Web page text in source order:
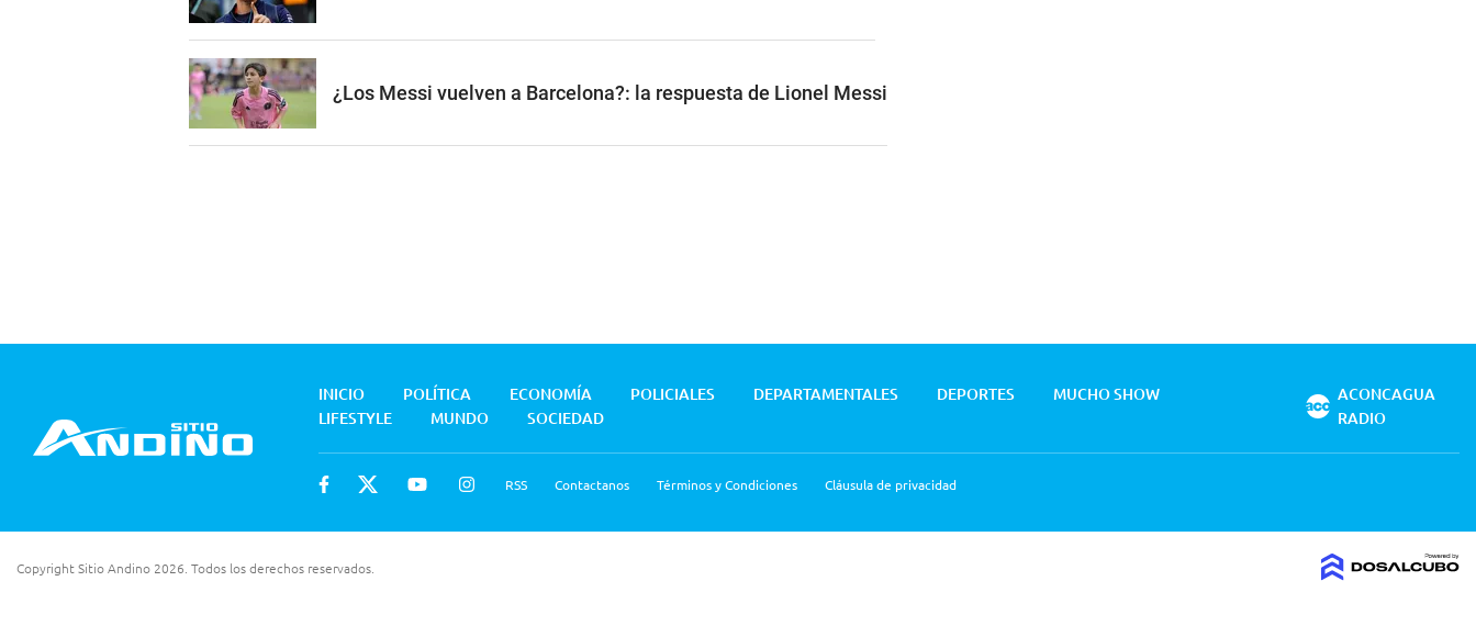
¿Los Messi vuelven a Barcelona?: la respuesta de Lionel Messi
INICIO POLÍTICA ECONOMÍA POLICIALES DEPARTAMENTALES DEPORTES
MUCHO SHOW
LIFESTYLE
MUNDO SOCIEDAD
RSS Contactanos Términos y Condiciones Cláusula de privacidad
ACONCAGUA
RADIO
Copyright Sitio Andino 2026. Todos los derechos reservados.